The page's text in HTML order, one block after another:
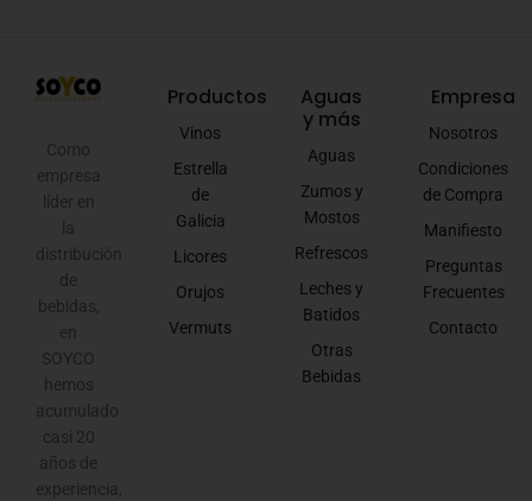
Como
empresa
líder en
la
distribución
de
bebidas,
en
SOYCO
hemos
acumulado
casi 20
años de
experiencia,
Productos
Vinos
Estrella
de
Galicia
Licores
Orujos
Vermuts
Aguas
y más
Aguas
Zumos y
Mostos
Refrescos
Leches y
Batidos
Otras
Bebidas
Empresa
Nosotros
Condiciones
de Compra
Manifiesto
Preguntas
Frecuentes
Contacto